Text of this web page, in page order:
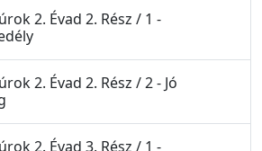
2. Évad 2. Rész / 1 -
2. Évad 2. Rész / 2 - Jó
2. Évad 3. Rész / 1 -